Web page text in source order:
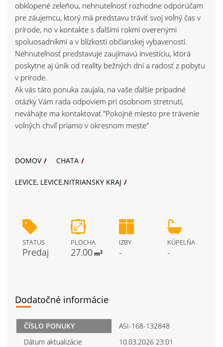
obklopené zeleňou, nehnuteľnosť rozhodne odporúčam
pre záujemcu, ktorý má predstavu tráviť svoj voľný čas v
prírode, no v kontakte s ďalšími rokmi overenými
spoluosadníkmi a v blízkosti občianskej vybavenosti.
Nehnuteľnosť predstavuje zaujímavú investíciu, ktorá
poskytne aj únik od reality bežných dní a radosť z pobytu
v prírode.
Ak vás táto ponuka zaujala, na vaše ďalšie prípadné
otázky Vám rada odpoviem pri osobnom stretnutí,
neváhajte ma kontaktovať."Pokojné miesto pre trávenie
voľných chvíľ priamo v okresnom meste"
DOMOV CHATA
LEVICE, LEVICE,NITRIANSKY KRAJ
STATUS
Predaj
PLOCHA
27.00 m2
IZBY
-
KÚPELŇA
-
Dodatočné informácie
ČÍSLO PONUKY
ASI-168-132848
Dátum aktualizácie
10.03.2026 23:01